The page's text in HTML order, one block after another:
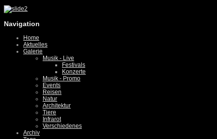
Navigation
Home
Aktuelles
Galerie
Musik - Live
Festivals
Konzerte
Musik - Promo
Events
Reisen
Natur
Architektur
Tiere
Infrarot
Verschiedenes
Archiv